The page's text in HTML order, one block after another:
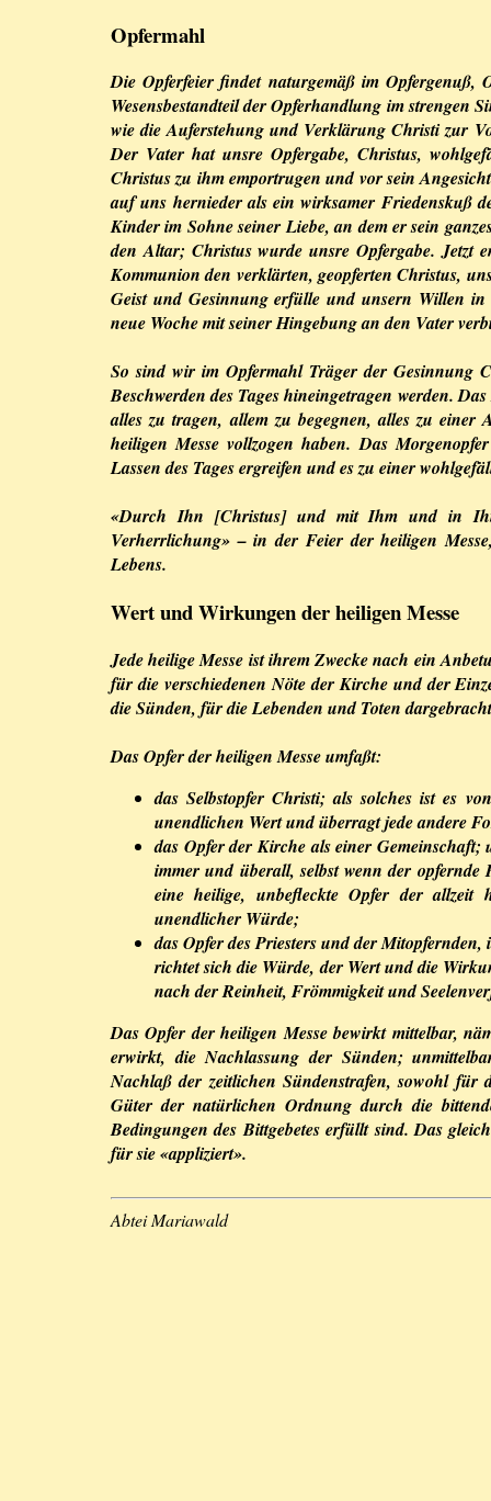
Opfermahl
Die Opferfeier findet naturgemäß im
Wesensbestandteil der Opferhandlung im strengen
wie die Auferstehung und Verklärung Christi zur
Der Vater hat unsre Opfergabe, Christus,
Christus zu ihm emportrugen und vor sein
auf uns hernieder als ein wirksamer Friedenskuß
Kinder im Sohne seiner Liebe, an dem er sein
den Altar; Christus wurde unsre Opfergabe. Jetzt
Kommunion den verklärten, geopferten Christus,
Geist und Gesinnung erfülle und unsern Willen
neue Woche mit seiner Hingebung an den Vater
So sind wir im Opfermahl Träger der Gesinnung
Beschwerden des Tages hineingetragen werden.
alles zu tragen, allem zu begegnen, alles zu
heiligen Messe vollzogen haben. Das
Lassen des Tages ergreifen und es zu einer
«Durch Ihn [Christus] und mit Ihm und in
Verherrlichung» – in der Feier der heiligen
Lebens.
Wert und Wirkungen der heiligen Messe
Jede heilige Messe ist ihrem Zwecke nach ein
für die verschiedenen Nöte der Kirche und der
die Sünden, für die Lebenden und Toten
Das Opfer der heiligen Messe umfaßt:
das Selbstopfer Christi; als solches ist es
unendlichen Wert und überragt jede andere
das Opfer der Kirche als einer Gemeinschaft;
immer und überall, selbst wenn der
eine heilige, unbefleckte Opfer der
unendlicher Würde;
das Opfer des Priesters und der
richtet sich die Würde, der Wert und die
nach der Reinheit, Frömmigkeit und
Das Opfer der heiligen Messe bewirkt mittelbar,
erwirkt, die Nachlassung der Sünden;
Nachlaß der zeitlichen Sündenstrafen, sowohl
Güter der natürlichen Ordnung durch die
Bedingungen des Bittgebetes erfüllt sind. Das
für sie «appliziert».
Abtei Mariawald